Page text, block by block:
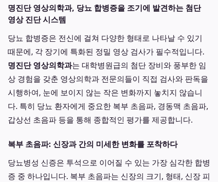
명진단 영상의학과, 당뇨 합병증을 조기에 발견하는 첨단
영상 진단 시스템
당뇨 합병증은 전신에 걸쳐 다양한 형태로 나타날 수 있기
때문에, 각 장기에 특화된 정밀 영상 검사가 필수적입니다.
명진단 영상의학과는 대학병원급의 첨단 장비와 풍부한 임
상 경험을 갖춘 영상의학과 전문의들이 직접 검사와 판독을
시행하여, 눈에 보이지 않는 작은 변화까지 놓치지 않습니
다. 특히 당뇨 환자에게 중요한 복부 초음파, 경동맥 초음파,
갑상선 초음파 등을 통해 종합적인 평가를 제공합니다.
복부 초음파: 신장과 간의 미세한 변화를 포착하다
당뇨병성 신증은 투석으로 이어질 수 있는 가장 심각한 합병
증 중 하나입니다. 복부 초음파는 신장의 크기, 형태, 신장 피